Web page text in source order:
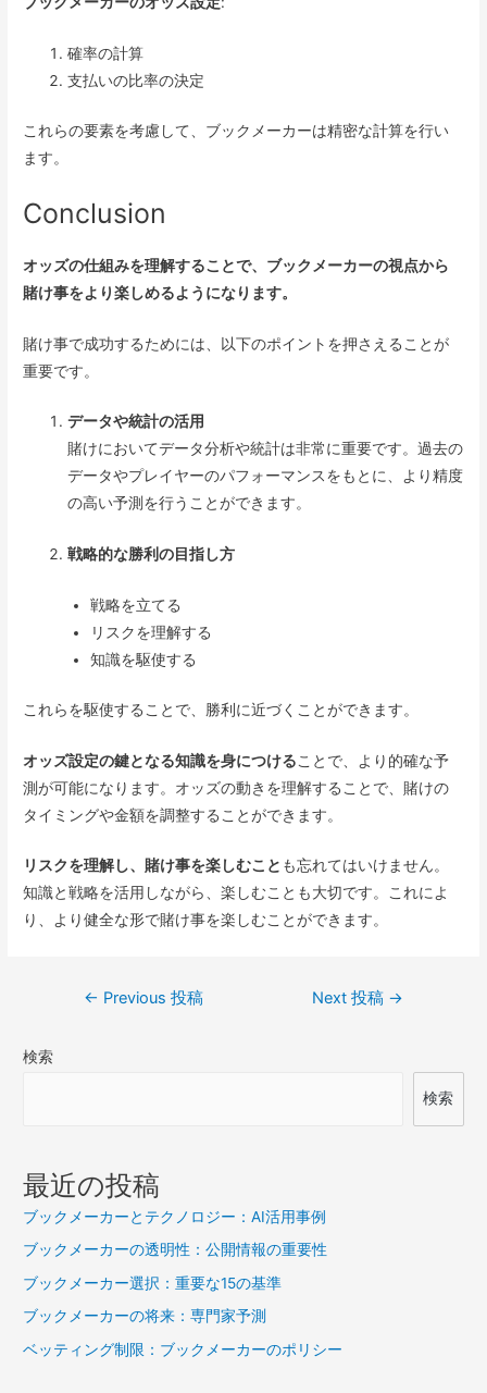
確率の計算
支払いの比率の決定
これらの要素を考慮して、ブックメーカーは精密な計算を行い
ます。
Conclusion
オッズの仕組みを理解することで、ブックメーカーの視点から
賭け事をより楽しめるようになります。
賭け事で成功するためには、以下のポイントを押さえることが
重要です。
データや統計の活用
賭けにおいてデータ分析や統計は非常に重要です。過去の
データやプレイヤーのパフォーマンスをもとに、より精度
の高い予測を行うことができます。
戦略的な勝利の目指し方
戦略を立てる
リスクを理解する
知識を駆使する
これらを駆使することで、勝利に近づくことができます。
オッズ設定の鍵となる知識を身につけることで、より的確な予
測が可能になります。オッズの動きを理解することで、賭けの
タイミングや金額を調整することができます。
リスクを理解し、賭け事を楽しむこと も忘れてはいけません。
知識と戦略を活用しながら、楽しむことも大切です。これによ
り、より健全な形で賭け事を楽しむことができます。
ー
シ
ョ
ン
← Previous 投稿 Next 投稿 →
検索
検索
最近の投稿
ブックメーカーとテクノロジー：AI活用事例
ブックメーカーの透明性：公開情報の重要性
ブックメーカー選択：重要な15の基準
ブックメーカーの将来：専門家予測
ベッティング制限：ブックメーカーのポリシー